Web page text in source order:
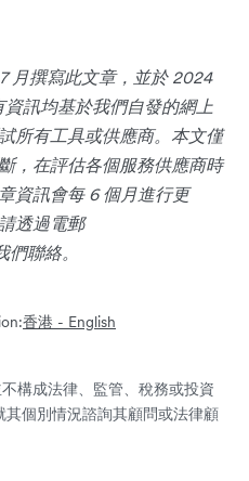
月撰寫此文章，並於 2024
訊均基於我們自發的網上
所有工具或供應商。本文僅
，在評估各個服務供應商時
資訊會每 6 個月進行更
透過電郵
們聯絡。
香港 - English
構成法律、監管、稅務或投資
個別情況諮詢其顧問或法律顧